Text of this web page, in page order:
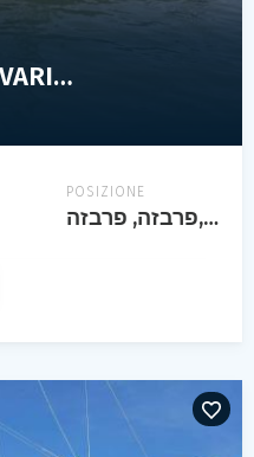
BAVARIA YACHTS BAVARIA 56 CRUISER
POSIZIONE
פרבזה, פרבזה, grèce